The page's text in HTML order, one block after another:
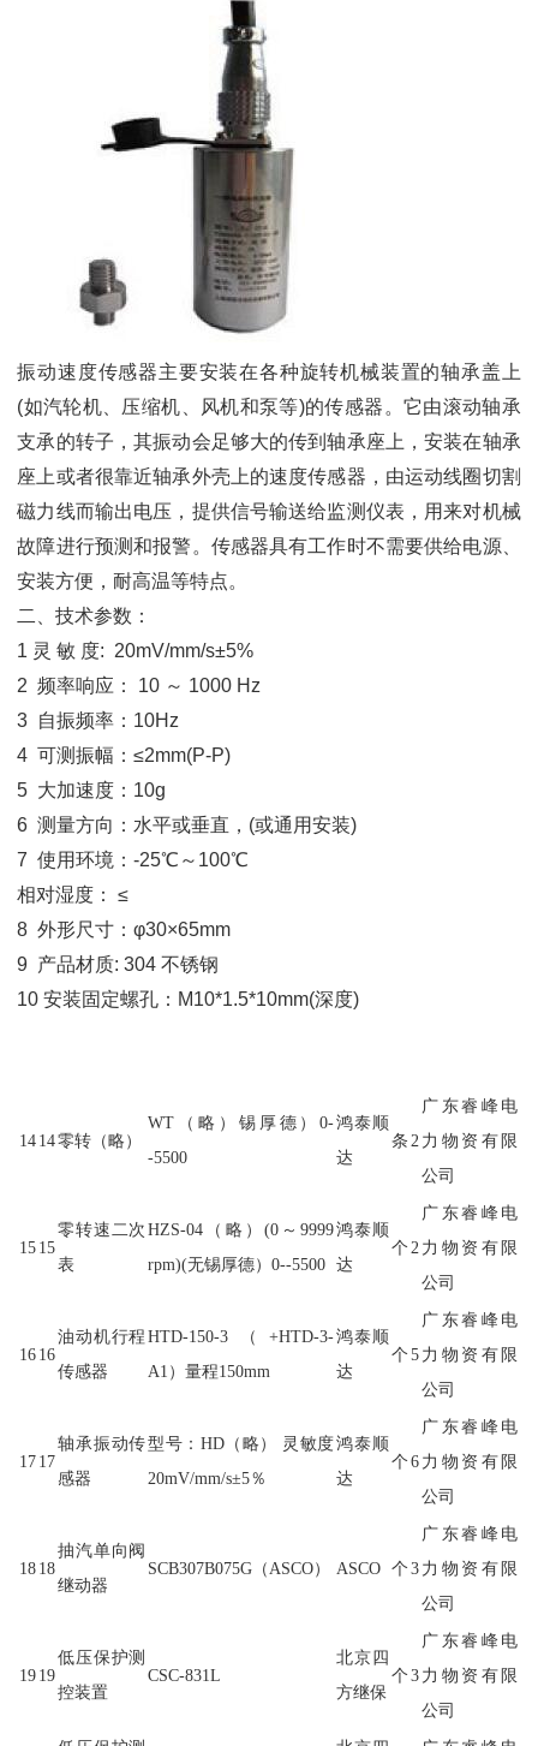
振动速度传感器主要安装在各种旋转机械装置的轴承盖上
(如汽轮机、压缩机、风机和泵等)的传感器。它由滚动轴承
支承的转子，其振动会足够大的传到轴承座上，安装在轴承
座上或者很靠近轴承外壳上的速度传感器，由运动线圈切割
磁力线而输出电压，提供信号输送给监测仪表，用来对机械
故障进行预测和报警。传感器具有工作时不需要供给电源、
安装方便，耐高温等特点。
二、技术参数：
1 灵 敏 度: 20mV/mm/s±5%
2 频率响应： 10 ～ 1000 Hz
3 自振频率：10Hz
4 可测振幅：≤2mm(P-P)
5 大加速度：10g
6 测量方向：水平或垂直，(或通用安装)
7 使用环境：-25℃～100℃
相对湿度： ≤
8 外形尺寸：φ30×65mm
9 产品材质: 304 不锈钢
10 安装固定螺孔：M10*1.5*10mm(深度)
1414零转（略）
WT（略）锡厚德）0-
-5500
鸿泰顺
达
条 2
广东睿峰电
力物资有限
公司
1515
零转速二次
表
HZS-04（略）(0～9999
rpm)(无锡厚德）0--5500
鸿泰顺
达
个 2
广东睿峰电
力物资有限
公司
1616
油动机行程
传感器
HTD-150-3（+HTD-3-
A1）量程150mm
鸿泰顺
达
个 5
广东睿峰电
力物资有限
公司
1717
轴承振动传
感器
型号：HD（略） 灵敏度
20mV/mm/s±5％
鸿泰顺
达
个 6
广东睿峰电
力物资有限
公司
1818
抽汽单向阀
继动器
SCB307B075G（ASCO） ASCO 个 3
广东睿峰电
力物资有限
公司
1919
低压保护测
控装置
CSC-831L
北京四
方继保
个 3
广东睿峰电
力物资有限
公司